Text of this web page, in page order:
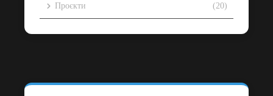
Проєкти (20)